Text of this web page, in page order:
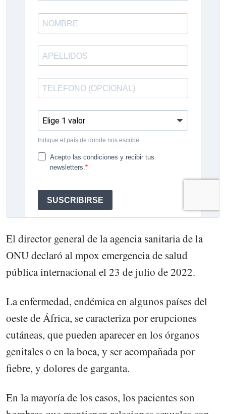
El director general de la agencia sanitaria de la
ONU declaró al mpox emergencia de salud
pública internacional el 23 de julio de 2022.
La enfermedad, endémica en algunos países del
oeste de África, se caracteriza por erupciones
cutáneas, que pueden aparecer en los órganos
genitales o en la boca, y ser acompañada por
fiebre, y dolores de garganta.
En la mayoría de los casos, los pacientes son